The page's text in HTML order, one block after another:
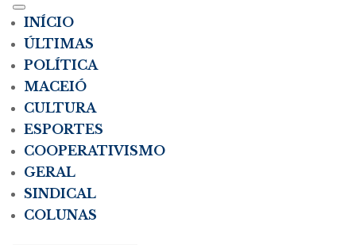
INÍCIO
ÚLTIMAS
POLÍTICA
MACEIÓ
CULTURA
ESPORTES
COOPERATIVISMO
GERAL
SINDICAL
COLUNAS